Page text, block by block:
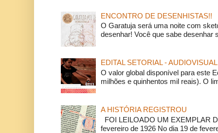
ENCONTRO DE DESENHISTAS!!
O Garatuja será uma noite com
desenhar! Você que sabe desenhar
EDITAL SETORIAL - AUDIOVISUAL
O valor global disponível para este
milhões e quinhentos mil reais). O
A HISTÓRIA REGISTROU
FOI LEILOADO UM EXEMPLAR
fevereiro de 1926 No dia 19 de